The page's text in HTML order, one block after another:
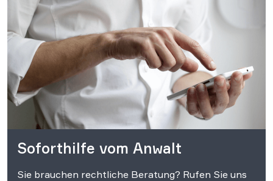
Soforthilfe vom Anwalt
Sie brauchen rechtliche Beratung? Rufen Sie uns